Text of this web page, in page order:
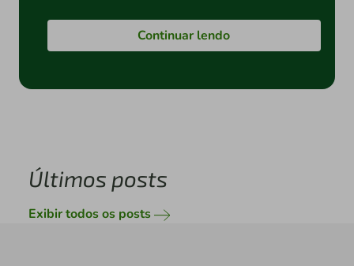
Continuar lendo
Últimos posts
Exibir todos os posts